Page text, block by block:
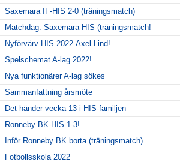
Saxemara IF-HIS 2-0 (träningsmatch)
Matchdag. Saxemara-HIS (träningsmatch!
Nyförvärv HIS 2022-Axel Lind!
Spelschemat A-lag 2022!
Nya funktionärer A-lag sökes
Sammanfattning årsmöte
Det händer vecka 13 i HIS-familjen
Ronneby BK-HIS 1-3!
Inför Ronneby BK borta (träningsmatch)
Fotbollsskola 2022